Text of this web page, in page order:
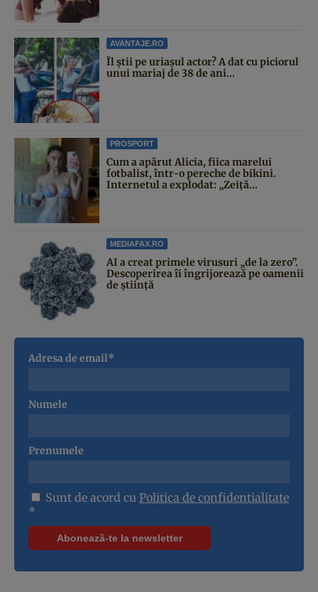
AVANTAJE.RO
Îl știi pe uriașul actor? A dat cu piciorul
unui mariaj de 38 de ani...
PROSPORT
Cum a apărut Alicia, fiica marelui
fotbalist, într-o pereche de bikini.
Internetul a explodat: „Zeiță...
MEDIAFAX.RO
AI a creat primele virusuri „de la zero”.
Descoperirea îi îngrijorează pe oamenii
de știință
Adresa de email*
Numele
Prenumele
Sunt de acord cu Politica de confidentialitate
*